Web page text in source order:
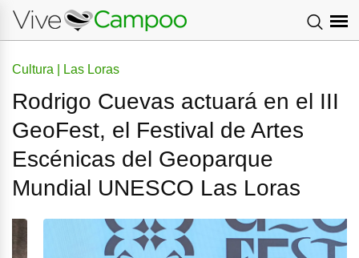
Cultura | Las Loras
Rodrigo Cuevas actuará en el III
GeoFest, el Festival de Artes
Escénicas del Geoparque
Mundial UNESCO Las Loras